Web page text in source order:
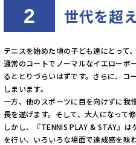
2 世代を超
テニスを始めた頃の子ども達にとって
通常のコートでノーマルなイエローボ
るととりづらいはずです。さらに、コ
しまいます。
一方、他のスポーツに目を向けずに我
長を遂げます。そして、大人になって
しかし、『TENNIS PLAY & STAY』
を行い、いろいろな場面で達成感を味